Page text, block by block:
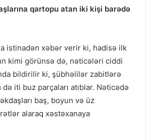
qartopu atan iki kişi barədə
istinadən xəbər verir ki, hadisə ilk
kimi görünsə də, nəticələri ciddi
bildirilir ki, şübhəlilər zabitlərə
iti buz parçaları atıblar. Nəticədə
baş, boyun və üz
alaraq xəstəxanaya